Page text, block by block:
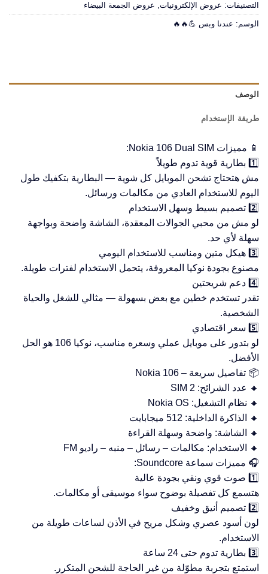
التصنيفات: عروض الإلكترونيات, عروض الجمعة البيضاء
الوسم: عندنا وبس 💪🔥🔥
الوصف
طريقة الإستخدام
📱 مميزات Nokia 106 Dual SIM:
1️⃣ بطارية قوية تدوم طويلاً
مش هتحتاج تشحن الموبايل كل شوية — البطارية بتكفيك طول
اليوم للاستخدام العادي من مكالمات ورسائل.
2️⃣ تصميم بسيط وسهل الاستخدام
لو مش من محبي الجوالات المعقدة، الشاشة واضحة وبواجهة
سهلة لأي حد.
3️⃣ هيكل متين ومناسب للاستخدام اليومي
مصنوع بجودة نوكيا المعروفة، يتحمل الاستخدام لفترات طويلة.
4️⃣ دعم شريحتين
تقدر تستخدم خطين مع بعض بسهولة — مثالي للشغل والحياة
الشخصية.
5️⃣ سعر اقتصادي
لو بتدور على موبايل عملي وسعره مناسب، نوكيا 106 هو الحل
الأفضل.
📦 تفاصيل سريعة – Nokia 106
🔸 عدد الشرائح: 2 SIM
🔸 نظام التشغيل: Nokia OS
🔸 الذاكرة الداخلية: 512 ميجابايت
🔸 الشاشة: واضحة وسهلة القراءة
🔸 الاستخدام: مكالمات – رسائل – منبه – راديو FM
🎧 مميزات سماعة Soundcore:
1️⃣ صوت قوي ونقي بجودة عالية
هتسمع كل تفصيلة بوضوح سواء موسيقى أو مكالمات.
2️⃣ تصميم أنيق وخفيف
لون أسود عصري وشكل مريح في الأذن لساعات طويلة من
الاستخدام.
3️⃣ بطارية تدوم حتى 24 ساعة
استمتع بتجربة مطوّلة من غير الحاجة للشحن المتكرر.